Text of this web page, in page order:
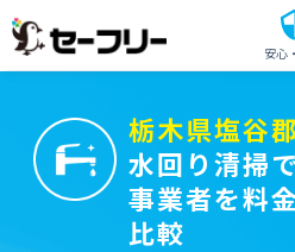
安心
栃木県塩谷
水回り清掃で
事業者を料
比較